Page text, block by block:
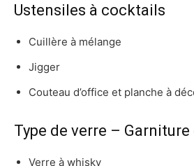
Ustensiles à cocktails
Cuillère à mélange
Jigger
Couteau d’office et planche à
Type de verre –
Verre à whisky